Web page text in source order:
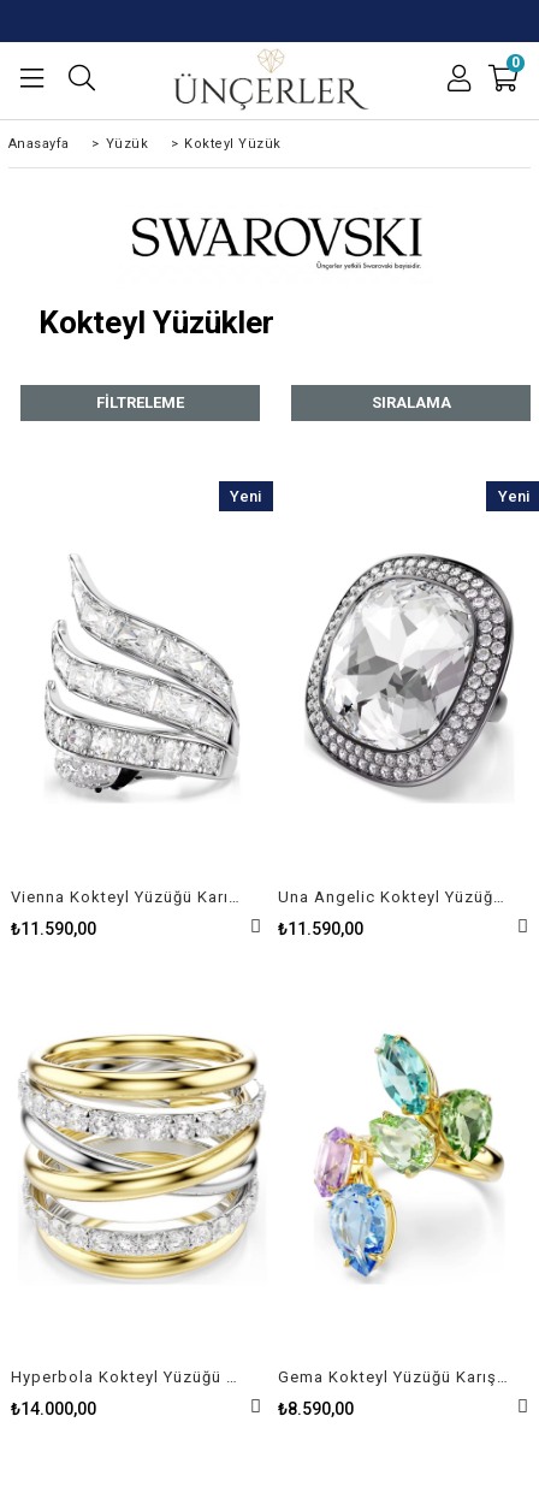
0
Anasayfa > Yüzük > Kokteyl Yüzük
Kokteyl Yüzükler
FILTRELEME SIRALAMA
₺11.590,00
Yeni
₺11.590,00
Yeni
Hyperbola Kokteyl Yüzüğü Yuvarlak kesim, Beyaz, Karışık metal yüzey
₺14.000,00
Gema Kokteyl Yüzüğü Karışık kesimler, Çok renkli, Altın rengi kaplama
₺8.590,00